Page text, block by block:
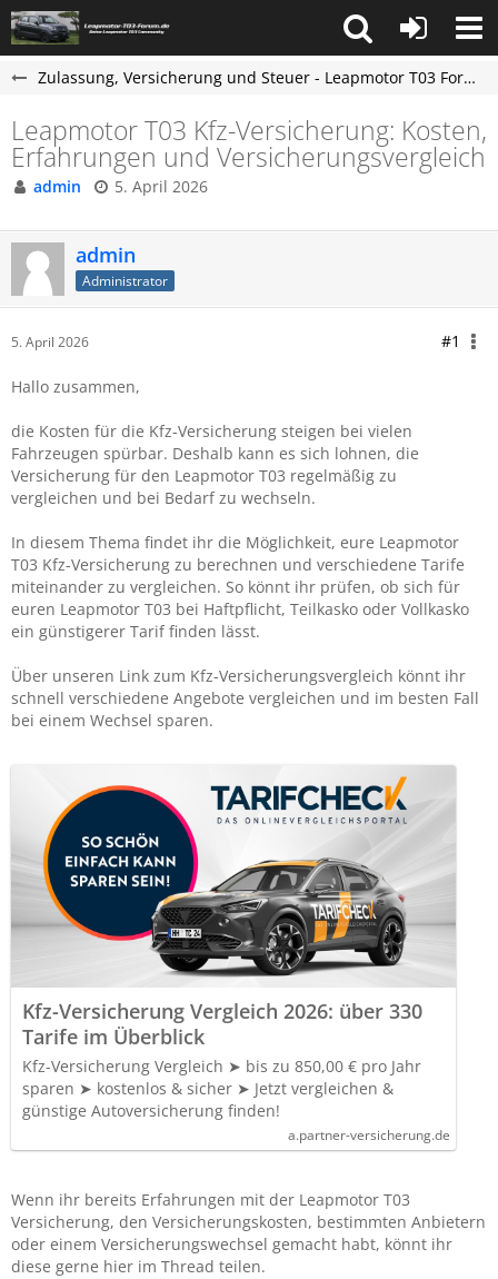
Zulassung, Versicherung und Steuer - Leapmotor T03 Forum
Leapmotor T03 Kfz-Versicherung: Kosten,
Erfahrungen und Versicherungsvergleich
admin 5. April 2026
admin
Administrator
5. April 2026 #1
Hallo zusammen,
die Kosten für die Kfz-Versicherung steigen bei vielen
Fahrzeugen spürbar. Deshalb kann es sich lohnen, die
Versicherung für den Leapmotor T03 regelmäßig zu
vergleichen und bei Bedarf zu wechseln.
In diesem Thema findet ihr die Möglichkeit, eure Leapmotor
T03 Kfz-Versicherung zu berechnen und verschiedene Tarife
miteinander zu vergleichen. So könnt ihr prüfen, ob sich für
euren Leapmotor T03 bei Haftpflicht, Teilkasko oder Vollkasko
ein günstigerer Tarif finden lässt.
Über unseren Link zum Kfz-Versicherungsvergleich könnt ihr
schnell verschiedene Angebote vergleichen und im besten Fall
bei einem Wechsel sparen.
Kfz-Versicherung Vergleich 2026: über 330
Tarife im Überblick
Kfz-Versicherung Vergleich ➤ bis zu 850,00 € pro Jahr
sparen ➤ kostenlos & sicher ➤ Jetzt vergleichen &
günstige Autoversicherung finden!
a.partner-versicherung.de
Wenn ihr bereits Erfahrungen mit der Leapmotor T03
Versicherung, den Versicherungskosten, bestimmten Anbietern
oder einem Versicherungswechsel gemacht habt, könnt ihr
diese gerne hier im Thread teilen.